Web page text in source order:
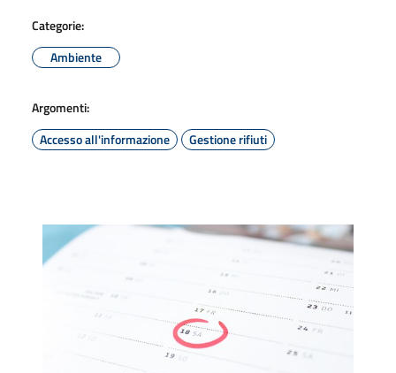
Categorie:
Ambiente
Argomenti:
Accesso all'informazione
Gestione rifiuti